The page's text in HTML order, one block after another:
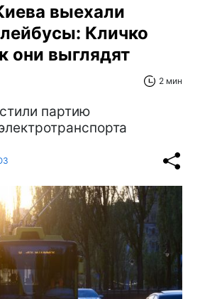
выехали
Кличко
они выглядят
2 мин
партию